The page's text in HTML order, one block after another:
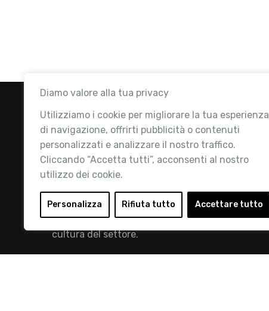
Diamo valore alla tua privacy
Utilizziamo i cookie per migliorare la tua esperienza
di navigazione, offrirti pubblicità o contenuti
personalizzati e analizzare il nostro traffico.
Cliccando “Accetta tutti”, acconsenti al nostro
utilizzo dei cookie.
Personalizza Rifiuta tutto Accettare tutto
Retail Institute Italy è l’Associazione di
riferimento per l'Ecosistema Retail: la nostra
mission è quella di promuovere lo sviluppo e la
cultura del settore.